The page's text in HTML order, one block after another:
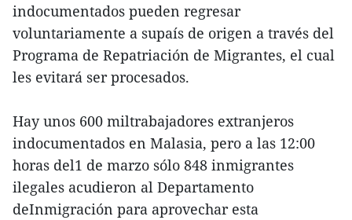
indocumentados pueden regresar
voluntariamente a supaís de origen a través del
Programa de Repatriación de Migrantes, el cual
les evitará ser procesados.
Hay unos 600 miltrabajadores extranjeros
indocumentados en Malasia, pero a las 12:00
horas del1 de marzo sólo 848 inmigrantes
ilegales acudieron al Departamento
deInmigración para aprovechar esta